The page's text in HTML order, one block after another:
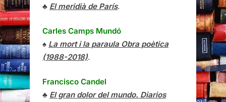
♣ El meridià de París.
Carles Camps Mundó
♠ La mort i la paraula Obra poètica
(1988-2018).
Francisco Candel
♣ El gran dolor del mundo. Diarios